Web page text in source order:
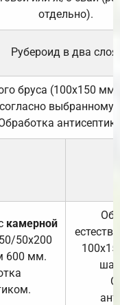
отдельно).
Рубероид в два слоя.
бруса (100х150
выбранному
камерной
50х200
600 мм.